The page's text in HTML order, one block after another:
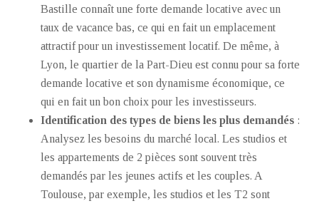
Bastille connaît une forte demande locative avec un
taux de vacance bas, ce qui en fait un emplacement
attractif pour un investissement locatif. De même, à
Lyon, le quartier de la Part-Dieu est connu pour sa forte
demande locative et son dynamisme économique, ce
qui en fait un bon choix pour les investisseurs.
Identification des types de biens les plus demandés :
Analysez les besoins du marché local. Les studios et
les appartements de 2 pièces sont souvent très
demandés par les jeunes actifs et les couples. A
Toulouse, par exemple, les studios et les T2 sont